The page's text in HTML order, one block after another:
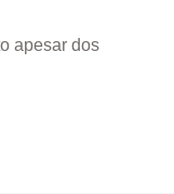
apesar dos